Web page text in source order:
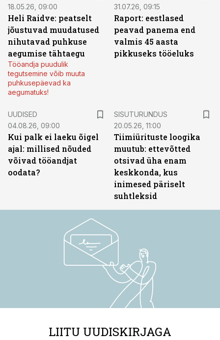
18.05.26, 09:00
Heli Raidve: peatselt
jõustuvad muudatused
nihutavad puhkuse
aegumise tähtaegu
Tööandja puudulik
tegutsemine võib muuta
puhkusepäevad ka
aegumatuks!
31.07.26, 09:15
Raport: eestlased
peavad panema end
valmis 45 aasta
pikkuseks tööeluks
UUDISED
04.08.26, 09:00
Kui palk ei laeku õigel
ajal: millised nõuded
võivad tööandjat
oodata?
SISUTURUNDUS
20.05.26, 11:00
Tiimiürituste loogika
muutub: ettevõtted
otsivad üha enam
keskkonda, kus
inimesed päriselt
suhtleksid
LIITU UUDISKIRJAGA